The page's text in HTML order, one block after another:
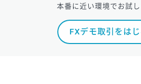
本番に近い環境でお試
FXデモ取引をは